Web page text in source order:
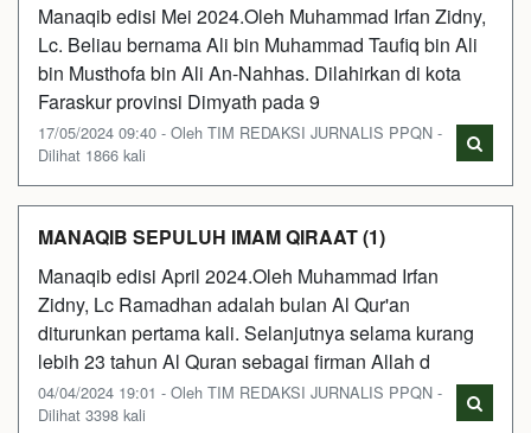
Manaqib edisi Mei 2024.Oleh Muhammad Irfan Zidny,
Lc. Beliau bernama Ali bin Muhammad Taufiq bin Ali
bin Musthofa bin Ali An-Nahhas. Dilahirkan di kota
Faraskur provinsi Dimyath pada 9
17/05/2024 09:40 - Oleh TIM REDAKSI JURNALIS PPQN -
Dilihat 1866 kali
MANAQIB SEPULUH IMAM QIRAAT (1)
Manaqib edisi April 2024.Oleh Muhammad Irfan
Zidny, Lc Ramadhan adalah bulan Al Qur'an
diturunkan pertama kali. Selanjutnya selama kurang
lebih 23 tahun Al Quran sebagai firman Allah d
04/04/2024 19:01 - Oleh TIM REDAKSI JURNALIS PPQN -
Dilihat 3398 kali